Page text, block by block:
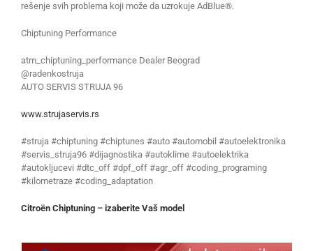
rešenje svih problema koji može da uzrokuje AdBlue®.
Chiptuning Performance
atm_chiptuning_performance Dealer Beograd
@radenkostruja
AUTO SERVIS STRUJA 96
www.strujaservis.rs
#struja #chiptuning #chiptunes #auto #automobil #autoelektronika
#servis_struja96 #dijagnostika #autoklime #autoelektrika
#autokljucevi #dtc_off #dpf_off #agr_off #coding_programing
#kilometraze #coding_adaptation
Citroën Chiptuning – izaberite Vaš model